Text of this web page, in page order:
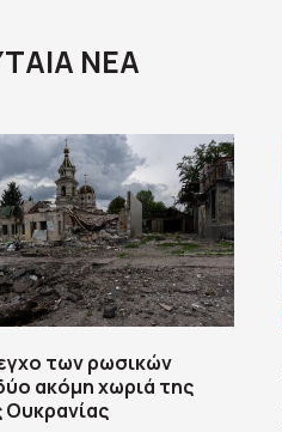
ΝΕΑ
των ρωσικών
ακόμη χωριά της
Ουκρανίας